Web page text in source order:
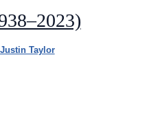
Justin Taylor